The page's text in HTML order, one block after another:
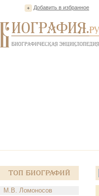
Добавить в избранное
Топ Биографий
М.В. Ломоносов